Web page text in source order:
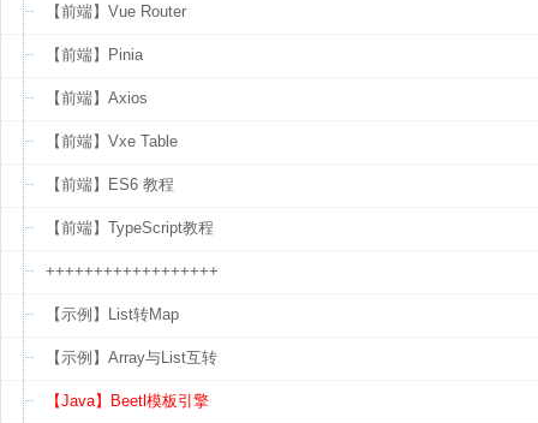
【前端】Vue Router
【前端】Pinia
【前端】Axios
【前端】Vxe Table
【前端】ES6 教程
【前端】TypeScript教程
++++++++++++++++++
【示例】List转Map
【示例】Array与List互转
【Java】Beetl模板引擎